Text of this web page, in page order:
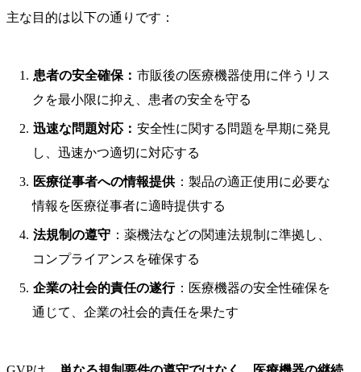
主な目的は以下の通りです：
患者の安全確保： 市販後の医療機器使用に伴うリス
クを最小限に抑え、患者の安全を守る
迅速な問題対応： 安全性に関する問題を早期に発見
し、迅速かつ適切に対応する
医療従事者への情報提供 ：製品の適正使用に必要な
情報を医療従事者に適時提供する
法規制の遵守 ：薬機法などの関連法規制に準拠し、
コンプライアンスを確保する
企業の社会的責任の遂行 ：医療機器の安全性確保を
通じて、企業の社会的責任を果たす